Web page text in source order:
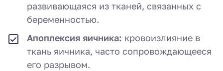
развивающаяся из тканей, связанных с
беременностью.
Апоплексия яичника: кровоизлияние в
ткань яичника, часто сопровождающееся
его разрывом.